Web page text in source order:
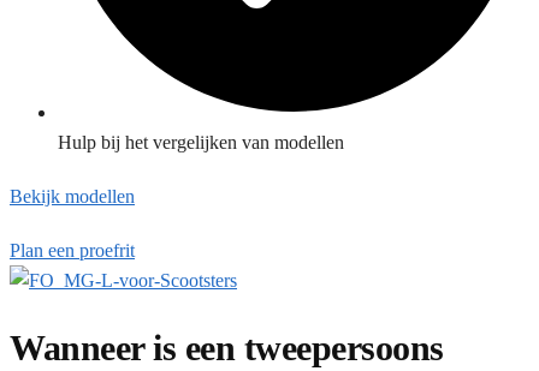
Hulp bij het vergelijken van modellen
Bekijk modellen
Plan een proefrit
Wanneer is een tweepersoons